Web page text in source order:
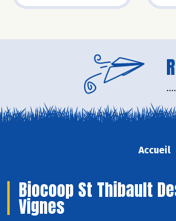
Accueil
Biocoop St Thibault
Vignes